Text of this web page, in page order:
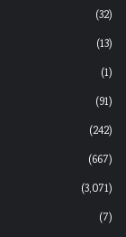
(32)
(13)
(1)
(91)
(242)
(667)
(3,071)
(7)